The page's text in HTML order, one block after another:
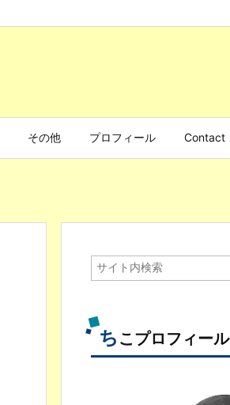
その他 プロフィール Contact
ち こプロフィール